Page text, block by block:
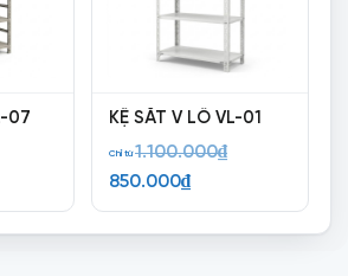
07
là:
KỆ SẮT V LỖ VL-01
Chỉ từ1.100.000₫
là:
850.000₫Giá
hiện